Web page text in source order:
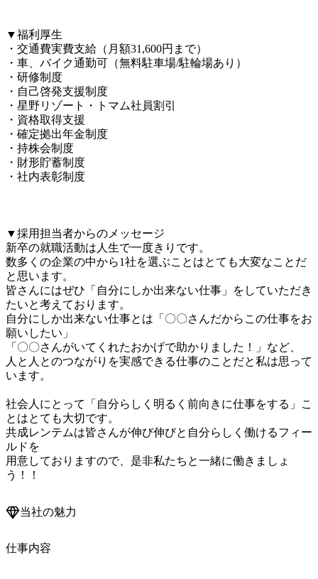
▼福利厚生
・交通費実費支給（月額31,600円まで）
・車、バイク通勤可（無料駐車場/駐輪場あり）
・研修制度
・自己啓発支援制度
・星野リゾート・トマム社員割引
・資格取得支援
・確定拠出年金制度
・持株会制度
・財形貯蓄制度
・社内表彰制度
▼採用担当者からのメッセージ
新卒の就職活動は人生で一度きりです。
数多くの企業の中から1社を選ぶことはとても大変なことだ
と思います。
皆さんにはぜひ「自分にしか出来ない仕事」をしていただき
たいと考えております。
自分にしか出来ない仕事とは「〇〇さんだからこの仕事をお
願いしたい」
「〇〇さんがいてくれたおかげで助かりました！」など、
人と人とのつながりを実感できる仕事のことだと私は思って
います。
社会人にとって「自分らしく明るく前向きに仕事をする」こ
とはとても大切です。
共成レンテムは皆さんが伸び伸びと自分らしく働けるフィー
ルドを
用意しておりますので、是非私たちと一緒に働きましょ
当社の魅力
仕事内容